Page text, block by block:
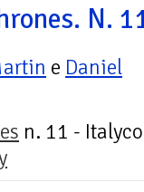
N.
e Daniel
n. 11 -